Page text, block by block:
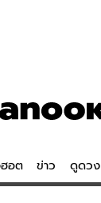
ฮอต ข่าว ดูดวง